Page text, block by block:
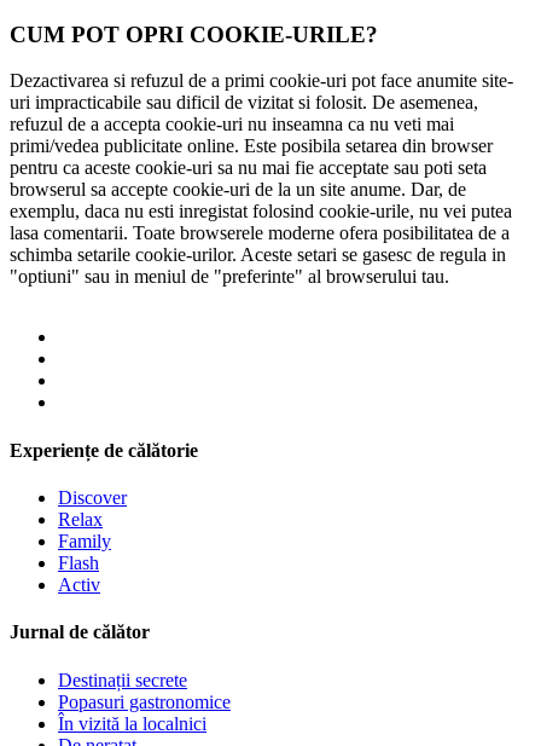
CUM POT OPRI COOKIE-URILE?
Dezactivarea si refuzul de a primi cookie-uri pot face anumite site-
uri impracticabile sau dificil de vizitat si folosit. De asemenea,
refuzul de a accepta cookie-uri nu inseamna ca nu veti mai
primi/vedea publicitate online. Este posibila setarea din browser
pentru ca aceste cookie-uri sa nu mai fie acceptate sau poti seta
browserul sa accepte cookie-uri de la un site anume. Dar, de
exemplu, daca nu esti inregistat folosind cookie-urile, nu vei putea
lasa comentarii. Toate browserele moderne ofera posibilitatea de a
schimba setarile cookie-urilor. Aceste setari se gasesc de regula in
"optiuni" sau in meniul de "preferinte" al browserului tau.
Experiențe de călătorie
Discover
Relax
Family
Flash
Activ
Jurnal de călător
Destinații secrete
Popasuri gastronomice
În vizită la localnici